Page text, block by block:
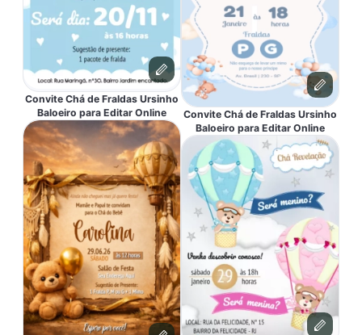
Convite Chá de Fraldas Ursinho
Baloeiro para Editar Online
Convite Chá de Fraldas Ursinho
Baloeiro para Editar Online